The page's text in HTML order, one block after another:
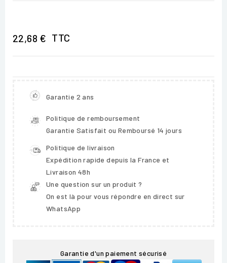
22,68 € TTC
Garantie 2 ans
Politique de remboursement
Garantie Satisfait ou Remboursé 14 jours
Politique de livraison
Expédition rapide depuis la France et
Livraison 48h
Une question sur un produit ?
On est là pour vous répondre en direct sur
WhatsApp
Garantie d'un paiement sécurisé